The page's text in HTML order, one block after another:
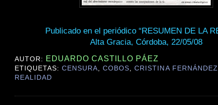
Publicado en el periódico “RESUMEN DE LA
Alta Gracia, Córdoba, 22/05/08
AUTOR: EDUARDO CASTILLO PÁEZ
ETIQUETAS:CENSURA,COBOS,CRISTINA FERNÁNDEZ
REALIDAD